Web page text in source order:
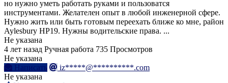
но нужно уметь работать руками и пользоватся
инструментами. Желателен опыт в любой инженерной сфере.
Нужно жить или быть готовым переехать ближе ко мне, район
Aylesbury HP19. Нужны водительские права. ...
Не указана
4 лет назад Ручная работа 735 Просмотров
Не указана
Написать
iz*****@**********.com
Не указана